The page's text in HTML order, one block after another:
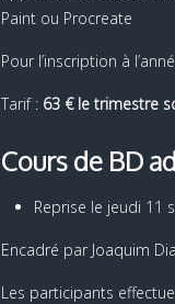
Paint ou Procreate
Pour l’inscription à
Tarif : 63 € le trimestre
Cours de BD
Reprise le jeudi 11
Encadré par Joaquim
Les participants